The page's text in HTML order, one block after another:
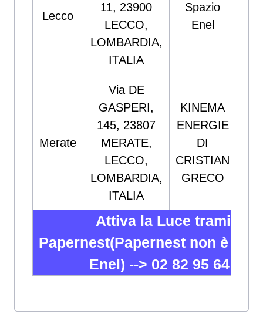
Attiva la Luce tramite
Papernest(Papernest non è
Enel) --> 02 82 95 64 12
Lecco
11, 23900
LECCO,
LOMBARDIA,
ITALIA
Spazio
Enel
Merate
Via DE
GASPERI,
145, 23807
MERATE,
LECCO,
LOMBARDIA,
ITALIA
KINEMA
ENERGIE
DI
CRISTIAN
GRECO